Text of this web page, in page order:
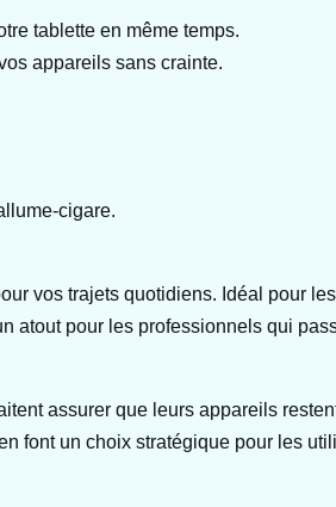
tablette en même temps.
appareils sans crainte.
cigare.
vos trajets quotidiens. Idéal pour
atout pour les professionnels qui
assurer que leurs appareils
font un choix stratégique pour les